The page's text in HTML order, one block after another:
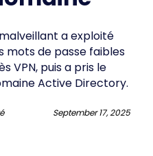
a exploité
mots de passe faibles
VPN, puis a pris le
Active Directory.
September 17, 2025